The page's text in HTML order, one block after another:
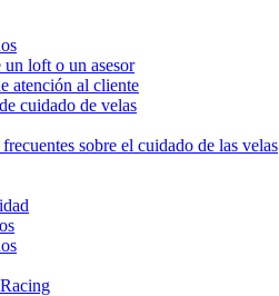
un loft o un asesor
atención al cliente
cuidado de velas
sobre el cuidado de las velas